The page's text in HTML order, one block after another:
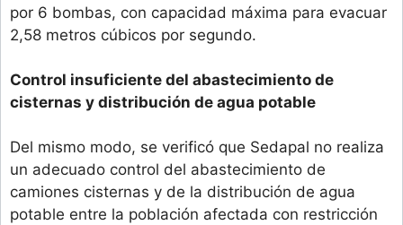
por 6 bombas, con capacidad máxima para evacuar
2,58 metros cúbicos por segundo.
Control insuficiente del abastecimiento de
cisternas y distribución de agua potable
Del mismo modo, se verificó que Sedapal no realiza
un adecuado control del abastecimiento de
camiones cisternas y de la distribución de agua
potable entre la población afectada con restricción